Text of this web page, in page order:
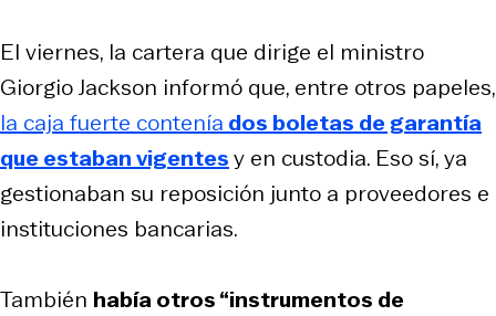
El viernes, la cartera que dirige el ministro
Giorgio Jackson informó que, entre otros papeles,
la caja fuerte contenía dos boletas de garantía
que estaban vigentesy en custodia. Eso sí, ya
gestionaban su reposición junto a proveedores e
instituciones bancarias.
También había otros “instrumentos de